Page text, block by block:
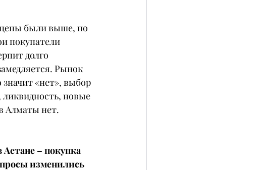
цены были выше, но
покупатели
долго
Рынок
«нет», выбор
ликвидность, новые
Алматы нет.
– покупка
изменились